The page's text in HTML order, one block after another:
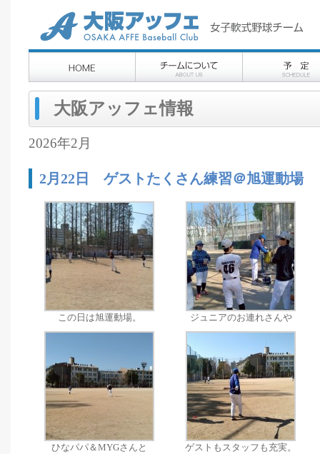
大阪アッフェ情報
2026年2月
2月22日 ゲストたくさん練習＠旭運動場
この日は旭運動場。 ジュニアのお連れさんや
ひなパパ＆MYGさんと ゲストもスタッフも充実。